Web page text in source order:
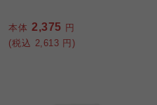
本体 2,375 円
(税込 2,613 円)